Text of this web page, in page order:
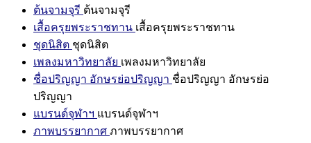
ต้นจามจุรี ต้นจามจุรี
เสื้อครุยพระราชทาน เสื้อครุยพระราชทาน
ชุดนิสิต ชุดนิสิต
เพลงมหาวิทยาลัย เพลงมหาวิทยาลัย
ชื่อปริญญา อักษรย่อปริญญา ชื่อปริญญา อักษรย่อ
ปริญญา
แบรนด์จุฬาฯ แบรนด์จุฬาฯ
ภาพบรรยากาศ ภาพบรรยากาศ